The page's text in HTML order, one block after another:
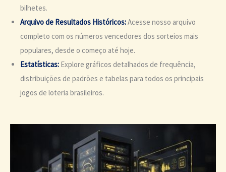
bilhetes.
Arquivo de Resultados Históricos:Acesse nosso arquivo
completo com os números vencedores dos sorteios mais
populares, desde o começo até hoje.
Estatísticas: Explore gráficos detalhados de frequência,
distribuições de padrões e tabelas para todos os principais
jogos de loteria brasileiros.